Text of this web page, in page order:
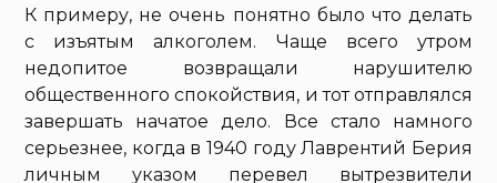
К примеру, не очень понятно было что делать
с изъятым алкоголем. Чаще всего утром
недопитое возвращали нарушителю
общественного спокойствия, и тот отправлялся
завершать начатое дело. Все стало намного
серьезнее, когда в 1940 году Лаврентий Берия
личным указом перевел вытрезвители